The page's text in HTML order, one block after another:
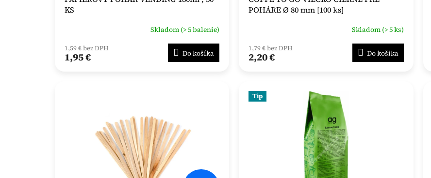
KS
Skladom (> 5 balenie)
1,59 € bez DPH
1,95 € Do košíka
POHÁRE Ø 80 mm [100 ks]
Skladom (> 5 ks)
1,79 € bez DPH
2,20 € Do košíka
Tip